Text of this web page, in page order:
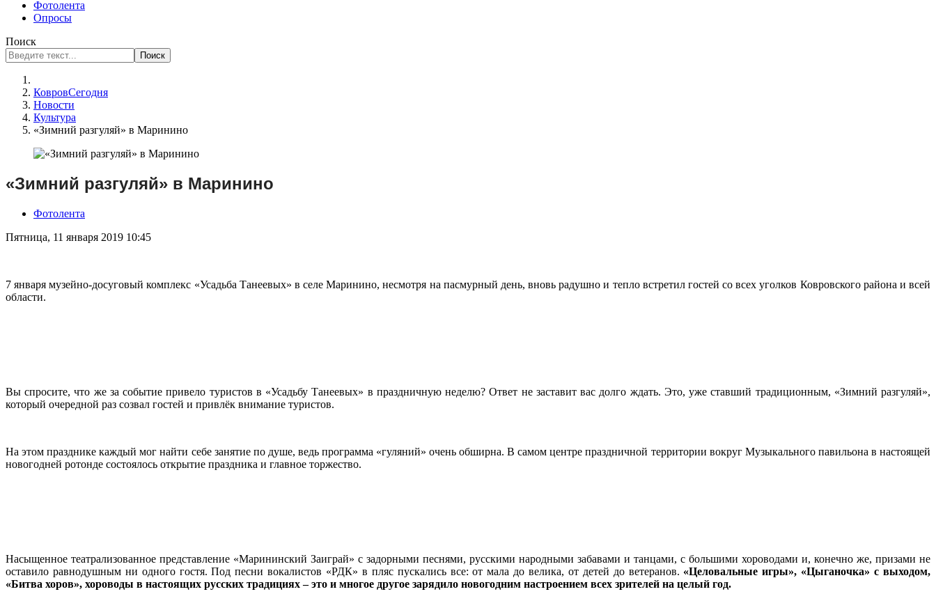
Фотолента
Опросы
Поиск
Поиск
КовровСегодня
Новости
Культура
«Зимний разгуляй» в Маринино
«Зимний разгуляй» в Маринино
Фотолента
Пятница, 11 января 2019 10:45
7 января музейно-досуговый комплекс «Усадьба Танеевых» в селе Маринино, несмотря на пасмурный день, вновь радушно и тепло встретил гостей со всех уголков Ковровского района и всей
области.
Вы спросите, что же за событие привело туристов в «Усадьбу Танеевых» в праздничную неделю? Ответ не заставит вас долго ждать. Это, уже ставший традиционным, «Зимний разгуляй»,
который очередной раз созвал гостей и привлёк внимание туристов.
На этом празднике каждый мог найти себе занятие по душе, ведь программа «гуляний» очень обширна. В самом центре праздничной территории вокруг Музыкального павильона в настоящей
новогодней ротонде состоялось открытие праздника и главное торжество.
Насыщенное театрализованное представление «Марининский Заиграй» с задорными песнями, русскими народными забавами и танцами, с большими хороводами и, конечно же, призами не
оставило равнодушным ни одного гостя. Под песни вокалистов «РДК» в пляс пускались все: от мала до велика, от детей до ветеранов. «Целовальные игры», «Цыганочка» с выходом,
«Битва хоров», хороводы в настоящих русских традициях – это и многое другое зарядило новогодним настроением всех зрителей на целый год.